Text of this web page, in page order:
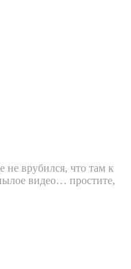
не врубился, что там к
видео… простите,